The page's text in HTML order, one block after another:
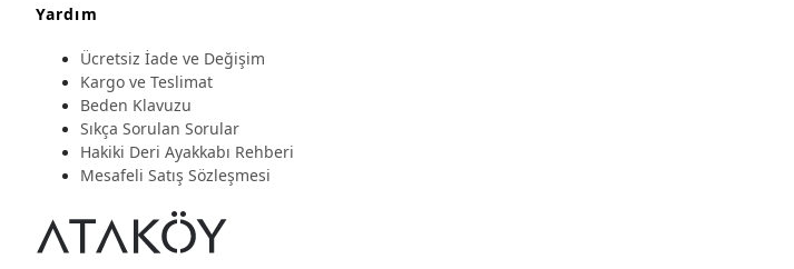
Yardım
Ücretsiz İade ve Değişim
Kargo ve Teslimat
Beden Klavuzu
Sıkça Sorulan Sorular
Hakiki Deri Ayakkabı Rehberi
Mesafeli Satış Sözleşmesi